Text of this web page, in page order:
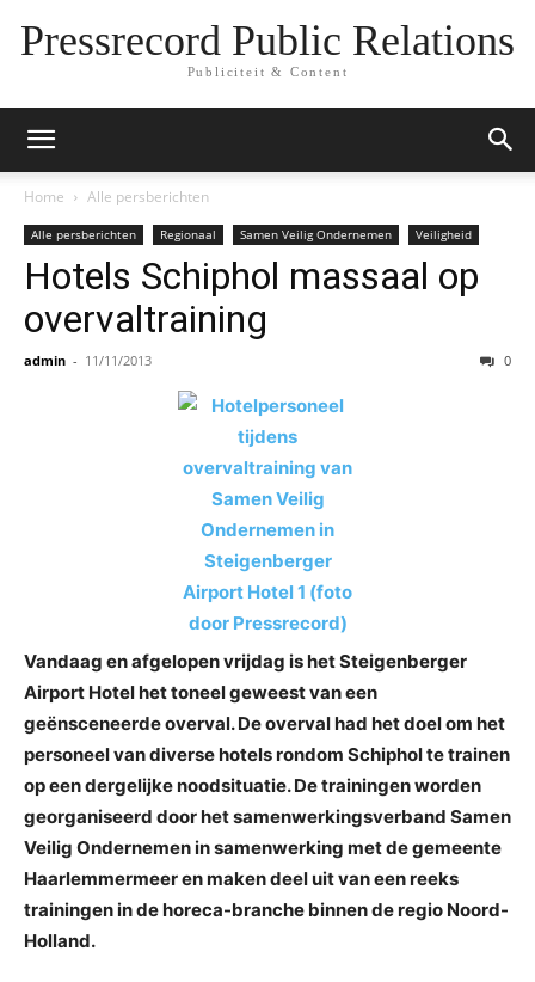
Pressrecord Public Relations
Publiciteit & Content
Home Alle persberichten
Alle persberichten Regionaal Samen Veilig Ondernemen Veiligheid
Hotels Schiphol massaal op
overvaltraining
admin - 11/11/2013 0
Vandaag en afgelopen vrijdag is het Steigenberger
Airport Hotel het toneel geweest van een
geënsceneerde overval. De overval had het doel om het
personeel van diverse hotels rondom Schiphol te trainen
op een dergelijke noodsituatie. De trainingen worden
georganiseerd door het samenwerkingsverband Samen
Veilig Ondernemen in samenwerking met de gemeente
Haarlemmermeer en maken deel uit van een reeks
trainingen in de horeca-branche binnen de regio Noord-
Holland.